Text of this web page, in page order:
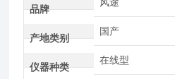
品牌
产地类别
国产
仪器种类
在线型